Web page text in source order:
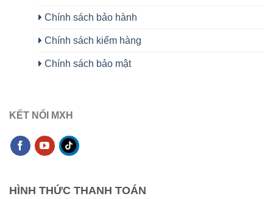
Chính sách bảo hành
Chính sách kiểm hàng
Chính sách bảo mật
KẾT NỐI MXH
HÌNH THỨC THANH TOÁN